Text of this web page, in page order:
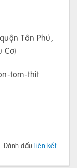
Tân Phú,
Cơ)
tom-thit
. Đánh dấuliên kết